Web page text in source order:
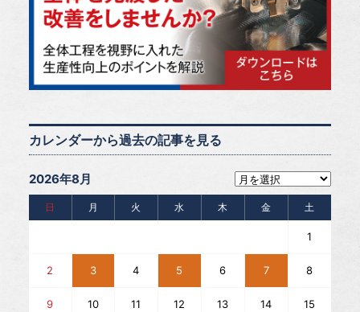
カレンダーから過去の記事を見る
2026年8月
日 月 火 水 木 金 土
1
2 3 4 5 6 7 8
9 10 11 12 13 14 15